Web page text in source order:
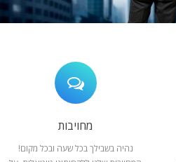
מחויבות
נהיה בשבילך בכל שעה ובכל מקום!